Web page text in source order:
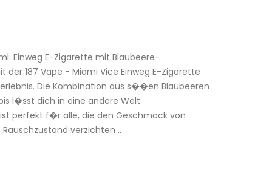
Einweg E-Zigarette mit Blaubeere-
der 187 Vape - Miami Vice Einweg E-Zigarette
Die Kombination aus s��en Blaubeeren
l�sst dich in eine andere Welt
perfekt f�r alle, die den Geschmack von
verzichten ..